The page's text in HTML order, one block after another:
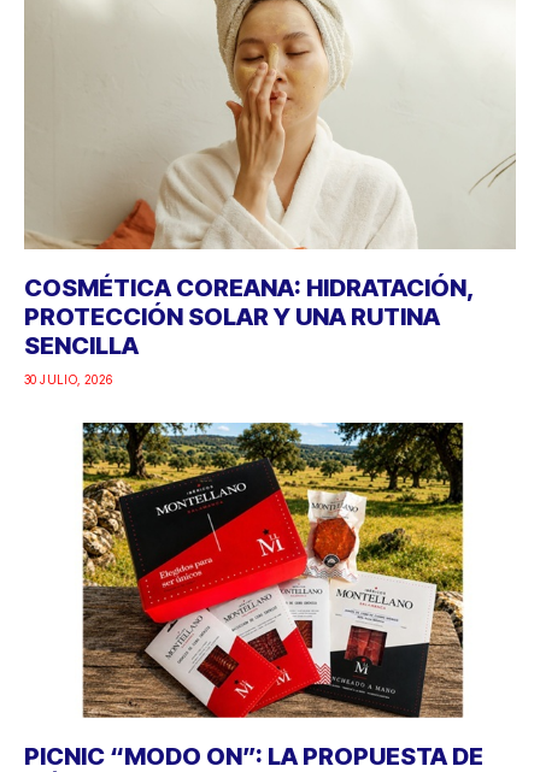
COSMÉTICA COREANA: HIDRATACIÓN,
PROTECCIÓN SOLAR Y UNA RUTINA
SENCILLA
30 JULIO, 2026
PICNIC “MODO ON”: LA PROPUESTA DE